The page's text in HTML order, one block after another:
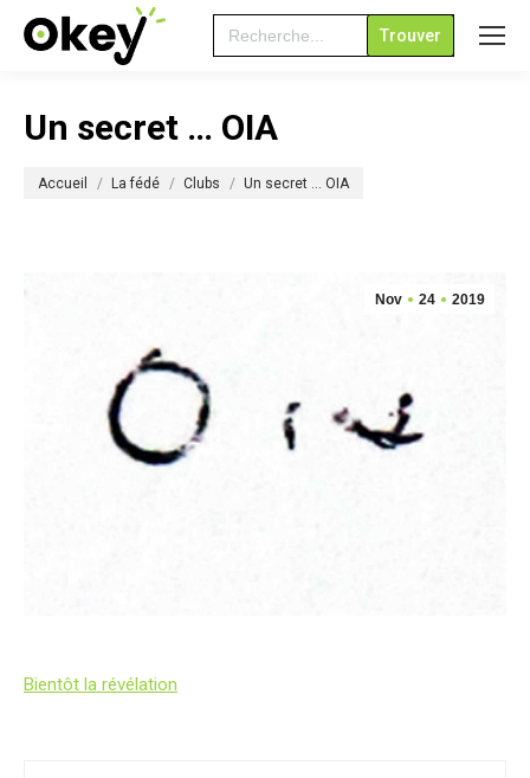
Search
for:
Un secret … OIA
Accueil La fédé Clubs Un secret … OIA
Nov 24 2019
Bientôt la révélation